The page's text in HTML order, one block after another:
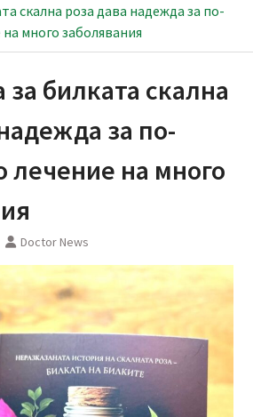
скална роза дава надежда за по-
много заболявания
за билката скална
за по-
лечение на много
Doctor News